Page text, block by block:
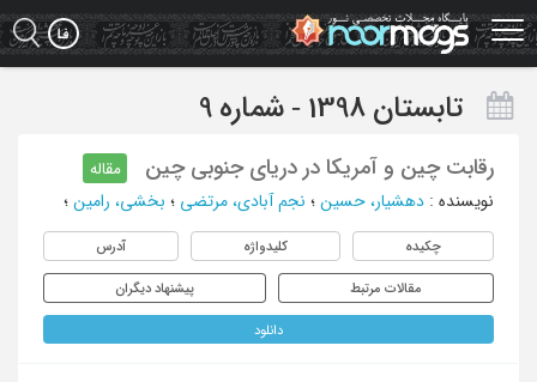
Skip
to
main
تابستان 1398 - شماره 9
رقابت چین و آمریکا در دریای جنوبی چین
مقاله
نویسنده : دهشیار، حسین ؛ نجم آبادی، مرتضی ؛ بخشی، رامین ؛
چکیده کلیدواژه آدرس
مقالات مرتبط پیشنهاد دیگران
دانلود